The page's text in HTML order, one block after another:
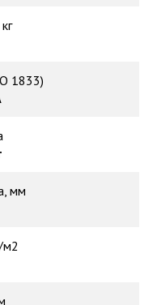
1833)
мм
м2